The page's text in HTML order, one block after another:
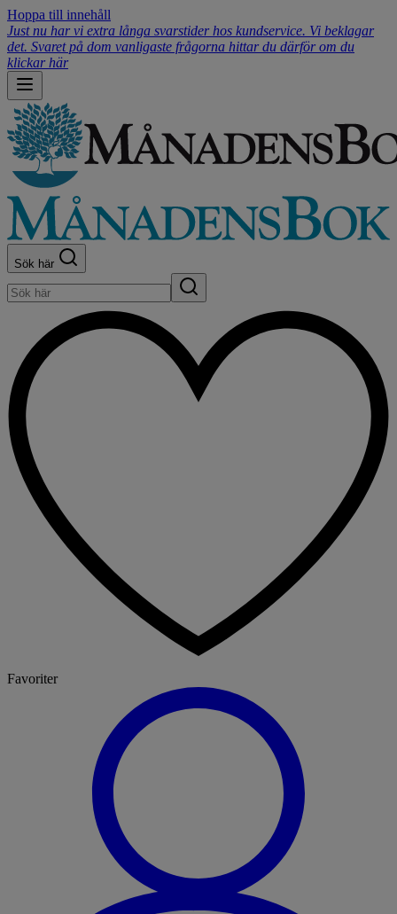
Hoppa till innehåll
Just nu har vi extra långa svarstider hos kundservice. Vi beklagar
det. Svaret på dom vanligaste frågorna hittar du därför om du
klickar här
Sök här
Favoriter